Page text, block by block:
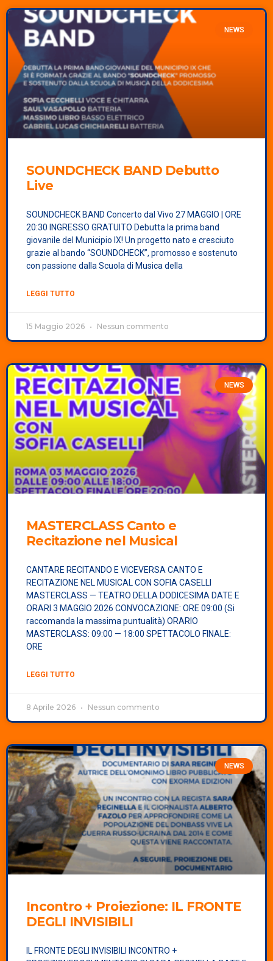
NEWS
SOUNDCHECK BAND Debutto
Live
SOUNDCHECK BAND Concerto dal Vivo 27 MAGGIO | ORE
20:30 INGRESSO GRATUITO Debutta la prima band
giovanile del Municipio IX! Un progetto nato e cresciuto
grazie al bando “SOUNDCHECK”, promosso e sostenuto
con passione dalla Scuola di Musica della
LEGGI TUTTO
15 Maggio 2026 Nessun commento
NEWS
MASTERCLASS Canto e
Recitazione nel Musical
CANTARE RECITANDO E VICEVERSA CANTO E
RECITAZIONE NEL MUSICAL CON SOFIA CASELLI
MASTERCLASS — TEATRO DELLA DODICESIMA DATE E
ORARI 3 MAGGIO 2026 CONVOCAZIONE: ORE 09:00 (Si
raccomanda la massima puntualità) ORARIO
MASTERCLASS: 09:00 — 18:00 SPETTACOLO FINALE:
ORE
LEGGI TUTTO
8 Aprile 2026 Nessun commento
NEWS
Incontro + Proiezione: IL FRONTE
DEGLI INVISIBILI
IL FRONTE DEGLI INVISIBILI INCONTRO +